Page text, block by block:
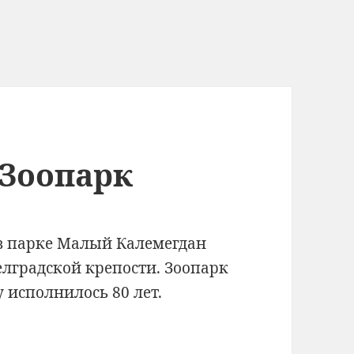
парке Малый Калемегдан
крепости. Зоопарк
исполнилось 80 лет.